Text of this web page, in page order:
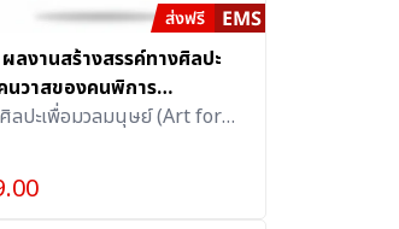
ลงานสร้างสรรค์ทางศิลปะ
นวาสของคนพิการ
1 ใบ
ลปะเพื่อมวลมนุษย์ (Art for